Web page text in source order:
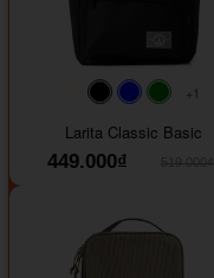
#faf0e6#000000#0000FF
+1
Larita Classic Basic
449.000₫